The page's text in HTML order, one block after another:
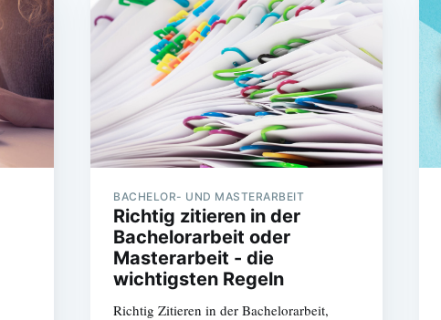
BACHELOR- UND MASTERARBEIT
Richtig zitieren in der
Bachelorarbeit oder
Masterarbeit - die
wichtigsten Regeln
Richtig Zitieren in der Bachelorarbeit,